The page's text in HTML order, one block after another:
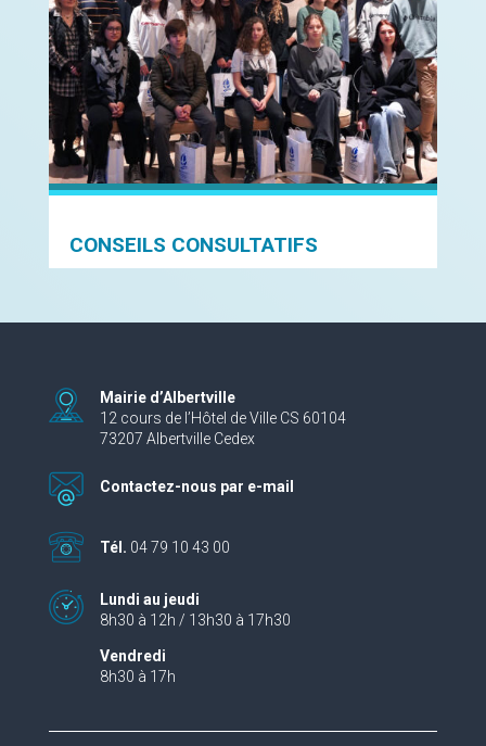
CONSEILS CONSULTATIFS
Mairie d’Albertville
12 cours de l’Hôtel de Ville CS 60104
73207 Albertville Cedex
Contactez-nous par e-mail
Tél. 04 79 10 43 00
Lundi au jeudi
8h30 à 12h / 13h30 à 17h30
Vendredi
8h30 à 17h